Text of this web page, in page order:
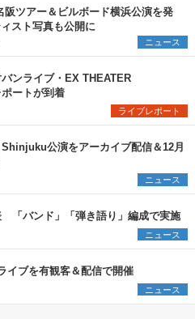
ツアー＆ビルボード横浜公演を発
スト写真も公開に
ニュース
ンライブ・EX THEATER
ートが到着
ライブレポート
公演をアーカイブ配信＆12月
ニュース
「バンド」「弾き語り」編成で実施
ニュース
イブを有観客＆配信で開催
ニュース